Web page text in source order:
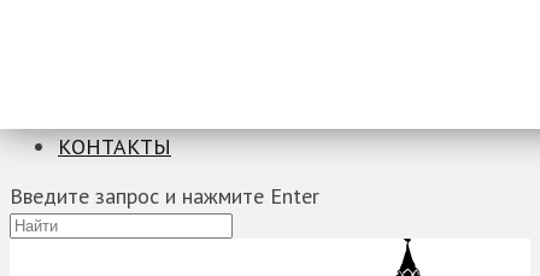
КОНТАКТЫ
Введите запрос и нажмите Enter